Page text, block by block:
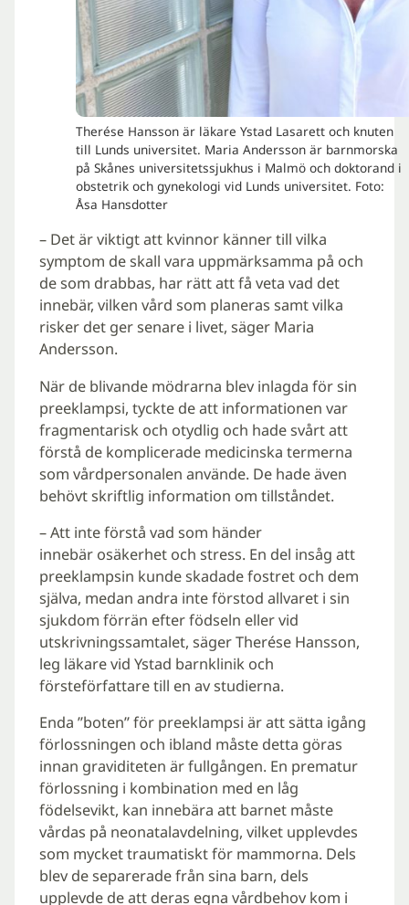
Therése Hansson är läkare Ystad Lasarett och knuten
till Lunds universitet. Maria Andersson är barnmorska
på Skånes universitetssjukhus i Malmö och doktorand i
obstetrik och gynekologi vid Lunds universitet. Foto:
Åsa Hansdotter
– Det är viktigt att kvinnor känner till vilka
symptom de skall vara uppmärksamma på och
de som drabbas, har rätt att få veta vad det
innebär, vilken vård som planeras samt vilka
risker det ger senare i livet, säger Maria
Andersson.
När de blivande mödrarna blev inlagda för sin
preeklampsi, tyckte de att informationen var
fragmentarisk och otydlig och hade svårt att
förstå de komplicerade medicinska termerna
som vårdpersonalen använde. De hade även
behövt skriftlig information om tillståndet.
– Att inte förstå vad som händer
innebär osäkerhet och stress. En del insåg att
preeklampsin kunde skadade fostret och dem
själva, medan andra inte förstod allvaret i sin
sjukdom förrän efter födseln eller vid
utskrivningssamtalet, säger Therése Hansson,
leg läkare vid Ystad barnklinik och
försteförfattare till en av studierna.
Enda ”boten” för preeklampsi är att sätta igång
förlossningen och ibland måste detta göras
innan graviditeten är fullgången. En prematur
förlossning i kombination med en låg
födelsevikt, kan innebära att barnet måste
vårdas på neonatalavdelning, vilket upplevdes
som mycket traumatiskt för mammorna. Dels
blev de separerade från sina barn, dels
upplevde de att deras egna vårdbehov kom i